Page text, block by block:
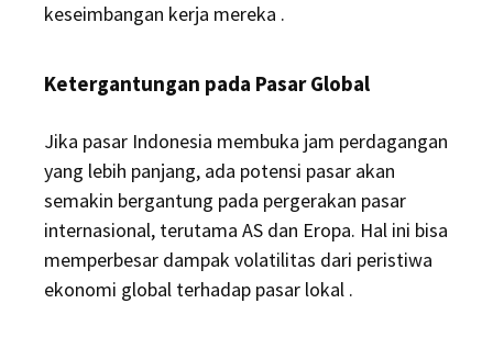
keseimbangan kerja mereka .
Ketergantungan pada Pasar Global
Jika pasar Indonesia membuka jam perdagangan
yang lebih panjang, ada potensi pasar akan
semakin bergantung pada pergerakan pasar
internasional, terutama AS dan Eropa. Hal ini bisa
memperbesar dampak volatilitas dari peristiwa
ekonomi global terhadap pasar lokal .